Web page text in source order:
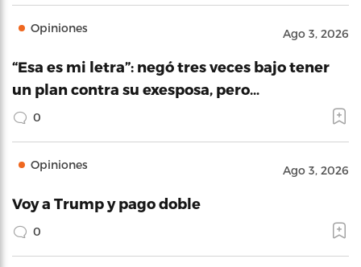
Opiniones Ago 3, 2026
“Esa es mi letra”: negó tres veces bajo tener
un plan contra su exesposa, pero…
0
Opiniones Ago 3, 2026
Voy a Trump y pago doble
0